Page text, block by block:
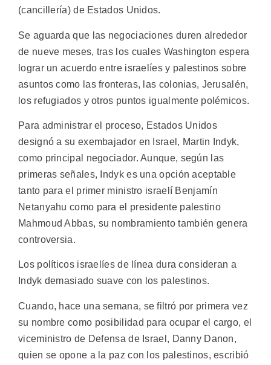
(cancillería) de Estados Unidos.
Se aguarda que las negociaciones duren alrededor
de nueve meses, tras los cuales Washington espera
lograr un acuerdo entre israelíes y palestinos sobre
asuntos como las fronteras, las colonias, Jerusalén,
los refugiados y otros puntos igualmente polémicos.
Para administrar el proceso, Estados Unidos
designó a su exembajador en Israel, Martin Indyk,
como principal negociador. Aunque, según las
primeras señales, Indyk es una opción aceptable
tanto para el primer ministro israelí Benjamín
Netanyahu como para el presidente palestino
Mahmoud Abbas, su nombramiento también genera
controversia.
Los políticos israelíes de línea dura consideran a
Indyk demasiado suave con los palestinos.
Cuando, hace una semana, se filtró por primera vez
su nombre como posibilidad para ocupar el cargo, el
viceministro de Defensa de Israel, Danny Danon,
quien se opone a la paz con los palestinos, escribió